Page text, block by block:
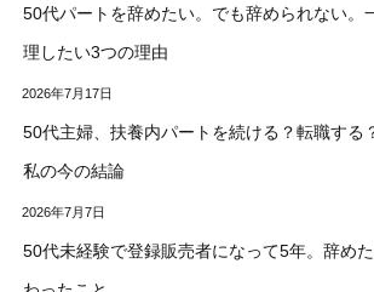
50代パートを辞めたい。でも辞められない。
理したい3つの理由
2026年7月17日
50代主婦、扶養内パートを続ける？転職する
私の今の結論
2026年7月7日
50代未経験で登録販売者になって5年。辞め